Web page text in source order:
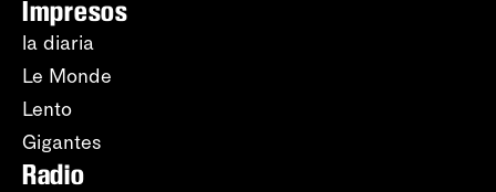
Impresos
la diaria
Le Monde
Lento
Gigantes
Radio